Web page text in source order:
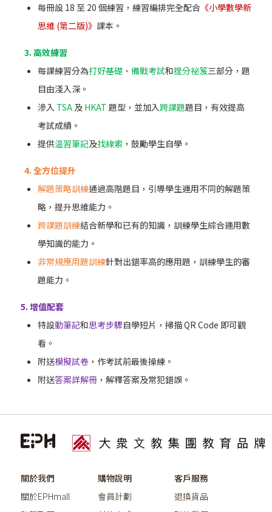
每冊設 18 至 20 個練習，練習編排完全配合《小學數學新
思維 (第二版)》 課本。
3. 高效練習
每課練習分為打好基礎、 備戰考試和提分祕笈三部分，題
目由淺入深。
滲入 TSA及 HKAT 題型，並加入跨課題題目，有效提高
考試成績。
提供温習筆記及找線索，鼓勵學生自學。
4. 全方位提升
解題策略訓練通過高階題目，引導學生運用不同的解題策
略，提升思維能力。
跨課題訓練結合新學和已有的知識，訓練學生綜合運用數
學知識的能力。
非常規應用題訓練針對出錯率高的應用題，訓練學生的審
題能力。
5. 增值配套
特設動筆記和思考步驟自學短片，掃描 QR Code 即可觀
看。
附送模擬試卷，作考試前最後操練。
附送答案詳解冊，解釋答案及常犯錯誤。
關於我們
關於EPHmall
購物說明
會員計劃
客戶服務
退換貨品